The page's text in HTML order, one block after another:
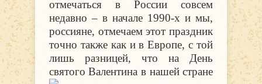
отмечаться в России совсем
недавно – в начале 1990-х и мы,
россияне, отмечаем этот праздник
точно также как и в Европе, с той
лишь разницей, что на День
святого Валентина в нашей стране